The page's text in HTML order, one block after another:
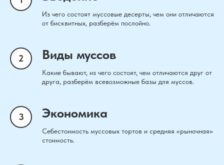
Из чего состоят муссовые десерты, чем они отличаются
от бисквитных, разберём послойно.
Виды муссов
Какие бывают, из чего состоят, чем отличаются друг от
друга, разберём всевозможные базы для муссов.
Экономика
Себестоимость муссовых тортов и средняя «рыночная»
стоимость.